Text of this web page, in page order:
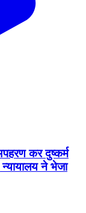
कर दुष्कर्म
न्यायालय ने भेजा